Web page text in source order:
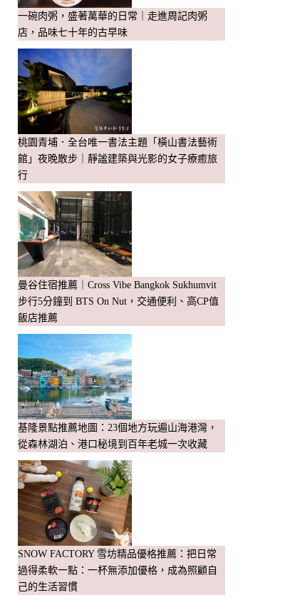
一碗肉粥，盛著萬華的日常｜走進周記肉粥
店，品味七十年的古早味
桃園青埔．全台唯一書法主題「橫山書法藝術
館」夜晚散步｜靜謐建築與光影的女子療癒旅
行
曼谷住宿推薦｜Cross Vibe Bangkok Sukhumvit
步行5分鐘到 BTS On Nut，交通便利、高CP值
飯店推薦
基隆景點推薦地圖：23個地方玩遍山海港灣，
從森林湖泊、港口秘境到百年老城一次收藏
SNOW FACTORY 雪坊精品優格推薦：把日常
過得柔軟一點：一杯無添加優格，成為照顧自
己的生活習慣